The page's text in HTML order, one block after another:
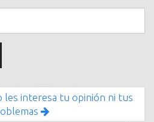
les interesa tu opinión ni tus